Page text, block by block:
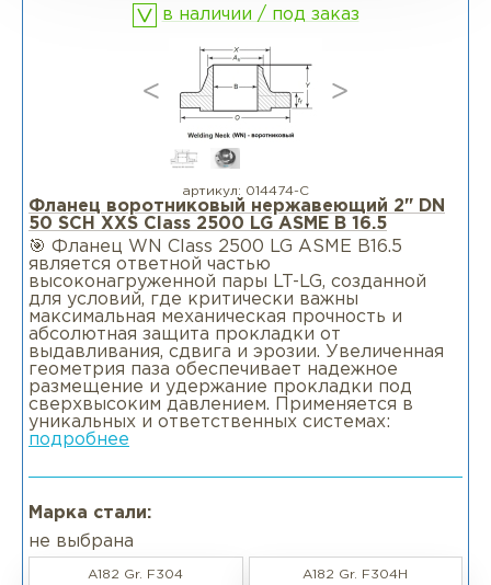
в наличии / под заказ
артикул: 014474-С
Фланец воротниковый нержавеющий 2" DN
50 SCH XXS Class 2500 LG ASME B 16.5
🎯 Фланец WN Class 2500 LG ASME B16.5
является ответной частью
высоконагруженной пары LT-LG, созданной
для условий, где критически важны
максимальная механическая прочность и
абсолютная защита прокладки от
выдавливания, сдвига и эрозии. Увеличенная
геометрия паза обеспечивает надежное
размещение и удержание прокладки под
сверхвысоким давлением. Применяется в
уникальных и ответственных системах:
подробнее
Марка стали:
не выбрана
A182 Gr. F304 A182 Gr. F304H